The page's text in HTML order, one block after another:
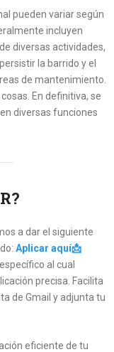
pueden variar según
incluyen
diversas actividades,
la barrido y el
de mantenimiento.
En definitiva, se
diversas funciones
a dar el siguiente
Aplicar aquí📩
al cual
precisa. Facilita
de Gmail y adjunta tu
eficiente de tu